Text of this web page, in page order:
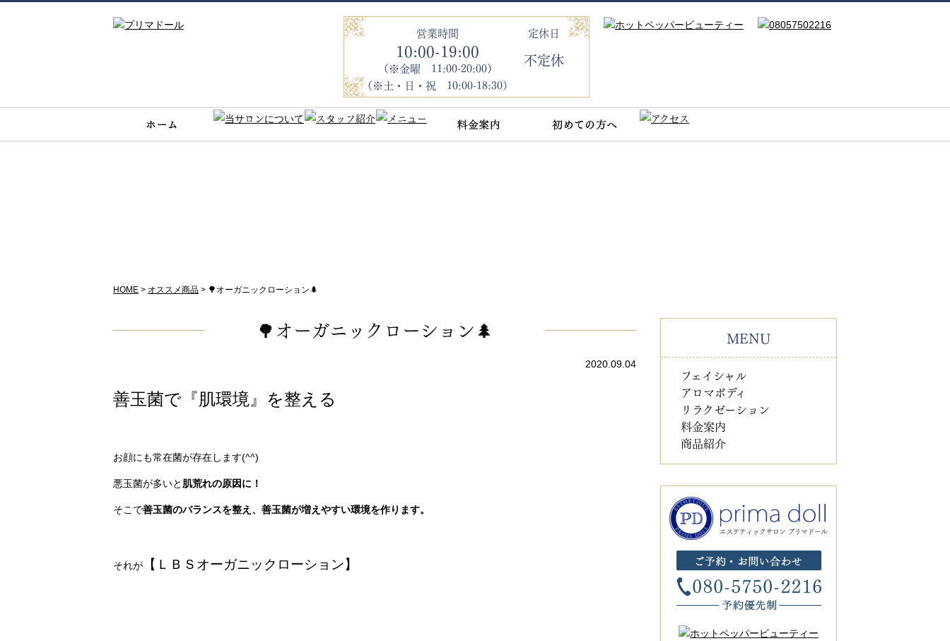
営業時間
10:00-19:00
（※金曜 11:00-20:00）
（※土・日・祝 10:00-18:30）
定休日
不定休
HOME > オススメ商品 > 🌳オーガニックローション🌲
🌳オーガニックローション🌲
2020.09.04
善玉菌で『肌環境』を整える
お顔にも常在菌が存在します(^^)
悪玉菌が多いと 肌荒れの原因に！
そこで善玉菌のバランスを整え、善玉菌が増えやすい環境を作ります。
それが 【ＬＢＳオーガニックローション】
MENU
フェイシャル
アロマボディ
リラクゼーション
料金案内
商品紹介